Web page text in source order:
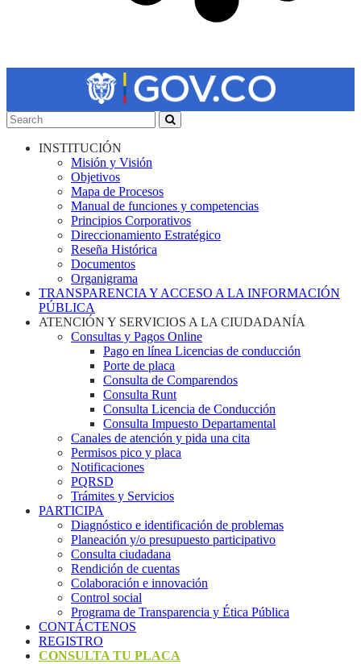
INSTITUCIÓN
Misión y Visión
Objetivos
Mapa de Procesos
Manual de funciones y competencias
Principios Corporativos
Direccionamiento Estratégico
Reseña Histórica
Documentos
Organigrama
TRANSPARENCIA Y ACCESO A LA INFORMACIÓN
PÚBLICA
ATENCIÓN Y SERVICIOS A LA CIUDADANÍA
Consultas y Pagos Online
Pago en línea Licencias de conducción
Porte de placa
Consulta de Comparendos
Consulta Runt
Consulta Licencia de Conducción
Consulta Impuesto Departamental
Canales de atención y pida una cita
Permisos pico y placa
Notificaciones
PQRSD
Trámites y Servicios
PARTICIPA
Diagnóstico e identificación de problemas
Planeación y/o presupuesto participativo​
Consulta ciudadana
Rendición de cuentas
Colaboración e innovación
Control social
Programa de Transparencia y Ética Pública
CONTÁCTENOS
REGISTRO
CONSULTA TU PLACA